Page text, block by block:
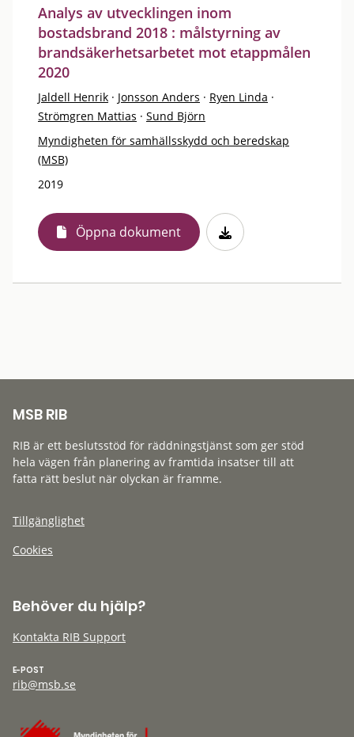
Analys av utvecklingen inom
bostadsbrand 2018 : målstyrning av
brandsäkerhetsarbetet mot etappmålen
2020
Jaldell Henrik · Jonsson Anders · Ryen Linda ·
Strömgren Mattias · Sund Björn
Myndigheten för samhällsskydd och beredskap
(MSB)
2019
Öppna dokument
MSB RIB
RIB är ett beslutsstöd för räddningstjänst som ger stöd
hela vägen från planering av framtida insatser till att
fatta rätt beslut när olyckan är framme.
Tillgänglighet
Cookies
Behöver du hjälp?
Kontakta RIB Support
E-POST
rib@msb.se